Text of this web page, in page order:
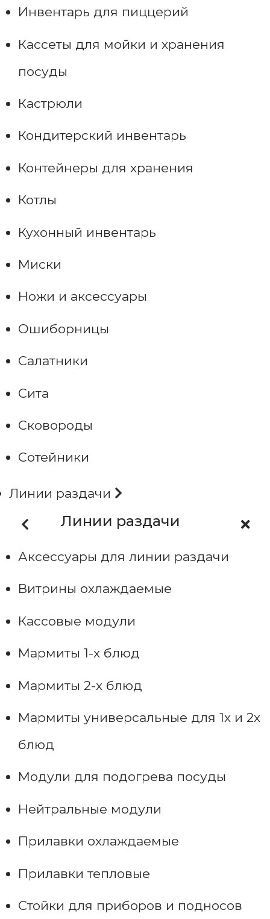
Инвентарь для пиццерий
Кассеты для мойки и хранения
посуды
Кастрюли
Кондитерский инвентарь
Контейнеры для хранения
Котлы
Кухонный инвентарь
Миски
Ножи и аксессуары
Ошиборницы
Салатники
Сита
Сковороды
Сотейники
Линии раздачи
Линии раздачи
Аксессуары для линии раздачи
Витрины охлаждаемые
Кассовые модули
Мармиты 1-х блюд
Мармиты 2-х блюд
Мармиты универсальные для 1х и 2х
блюд
Модули для подогрева посуды
Нейтральные модули
Прилавки охлаждаемые
Прилавки тепловые
Стойки для приборов и подносов